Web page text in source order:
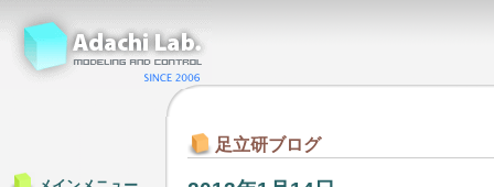
足立研ブログ